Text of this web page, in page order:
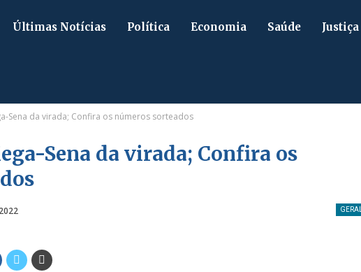
Últimas Notícias Política Economia Saúde Justiça
Sena da virada; Confira os números sorteados
Sena da virada; Confira os
GERAL